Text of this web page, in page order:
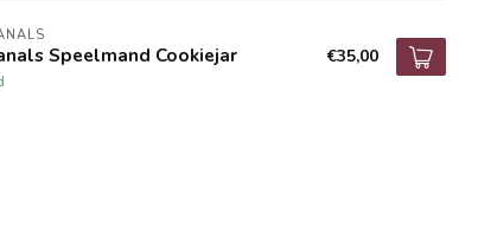
Speelmand Cookiejar €35,00